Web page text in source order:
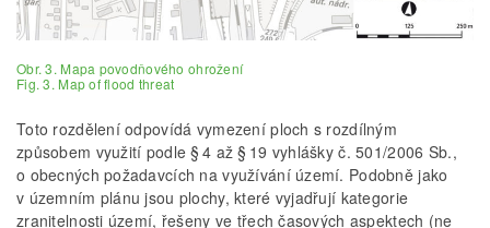
Obr. 3. Mapa povodňového ohrožení
Fig. 3. Map of flood threat
Toto rozdělení odpovídá vymezení ploch s rozdílným
způsobem využití podle § 4 až § 19 vyhlášky č. 501/2006 Sb.,
o obecných požadavcích na využívání území. Podobně jako
v územním plánu jsou plochy, které vyjadřují kategorie
zranitelnosti území, řešeny ve třech časových aspektech (ne